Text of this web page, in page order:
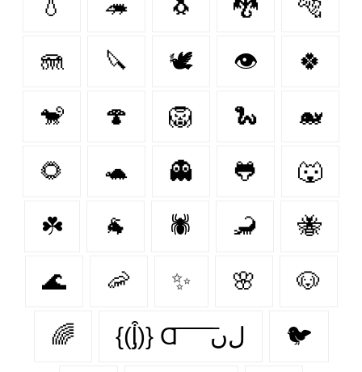
💧 🦔 🐧 🐉 🐅
🪼 🔪 🕊️ 👁 🍀
🐒 🍄 🦁 🐍 🐋
🌻 🐢 👻 🐸 🐺
☘️ 🐐 🕷 🦂 🐝
🌊 🦐 ✨ 🌸 🐶
🌈 {(ᶅ͒)} Ɑ͞ ͞ ͞ ͞ ͞ ﻝﮞ 🐦‍